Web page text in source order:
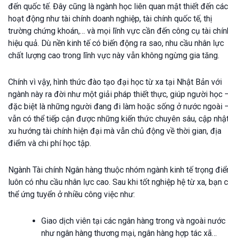
đến quốc tế. Đây cũng là ngành học liên quan mật thiết đến các
hoạt động như tài chính doanh nghiệp, tài chính quốc tế, thị
trường chứng khoán,… và mọi lĩnh vực cần đến công cụ tài
hiệu quả. Dù nền kinh tế có biến động ra sao, nhu cầu nhân lực
chất lượng cao trong lĩnh vực này vẫn không ngừng gia tăng.
Chính vì vậy, hình thức đào tạo đại học từ xa tại Nhật Bản với
ngành này ra đời như một giải pháp thiết thực, giúp người học
đặc biệt là những người đang đi làm hoặc sống ở nước ngoài
vẫn có thể tiếp cận được những kiến thức chuyên sâu, cập
xu hướng tài chính hiện đại mà vẫn chủ động về thời gian, địa
điểm và chi phí học tập.
Ngành Tài chính Ngân hàng thuộc nhóm ngành kinh tế trọng
luôn có nhu cầu nhân lực cao. Sau khi tốt nghiệp hệ từ xa, bạn
thể ứng tuyển ở nhiều công việc như:
Giao dịch viên tại các ngân hàng trong và ngoài nước
như ngân hàng thương mại, ngân hàng hợp tác xã…